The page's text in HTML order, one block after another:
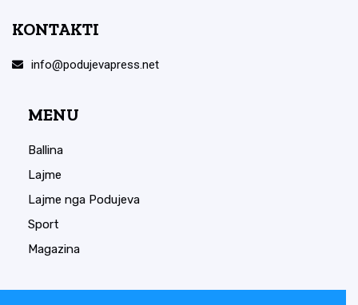
KONTAKTI
info@podujevapress.net
MENU
Ballina
Lajme
Lajme nga Podujeva
Sport
Magazina